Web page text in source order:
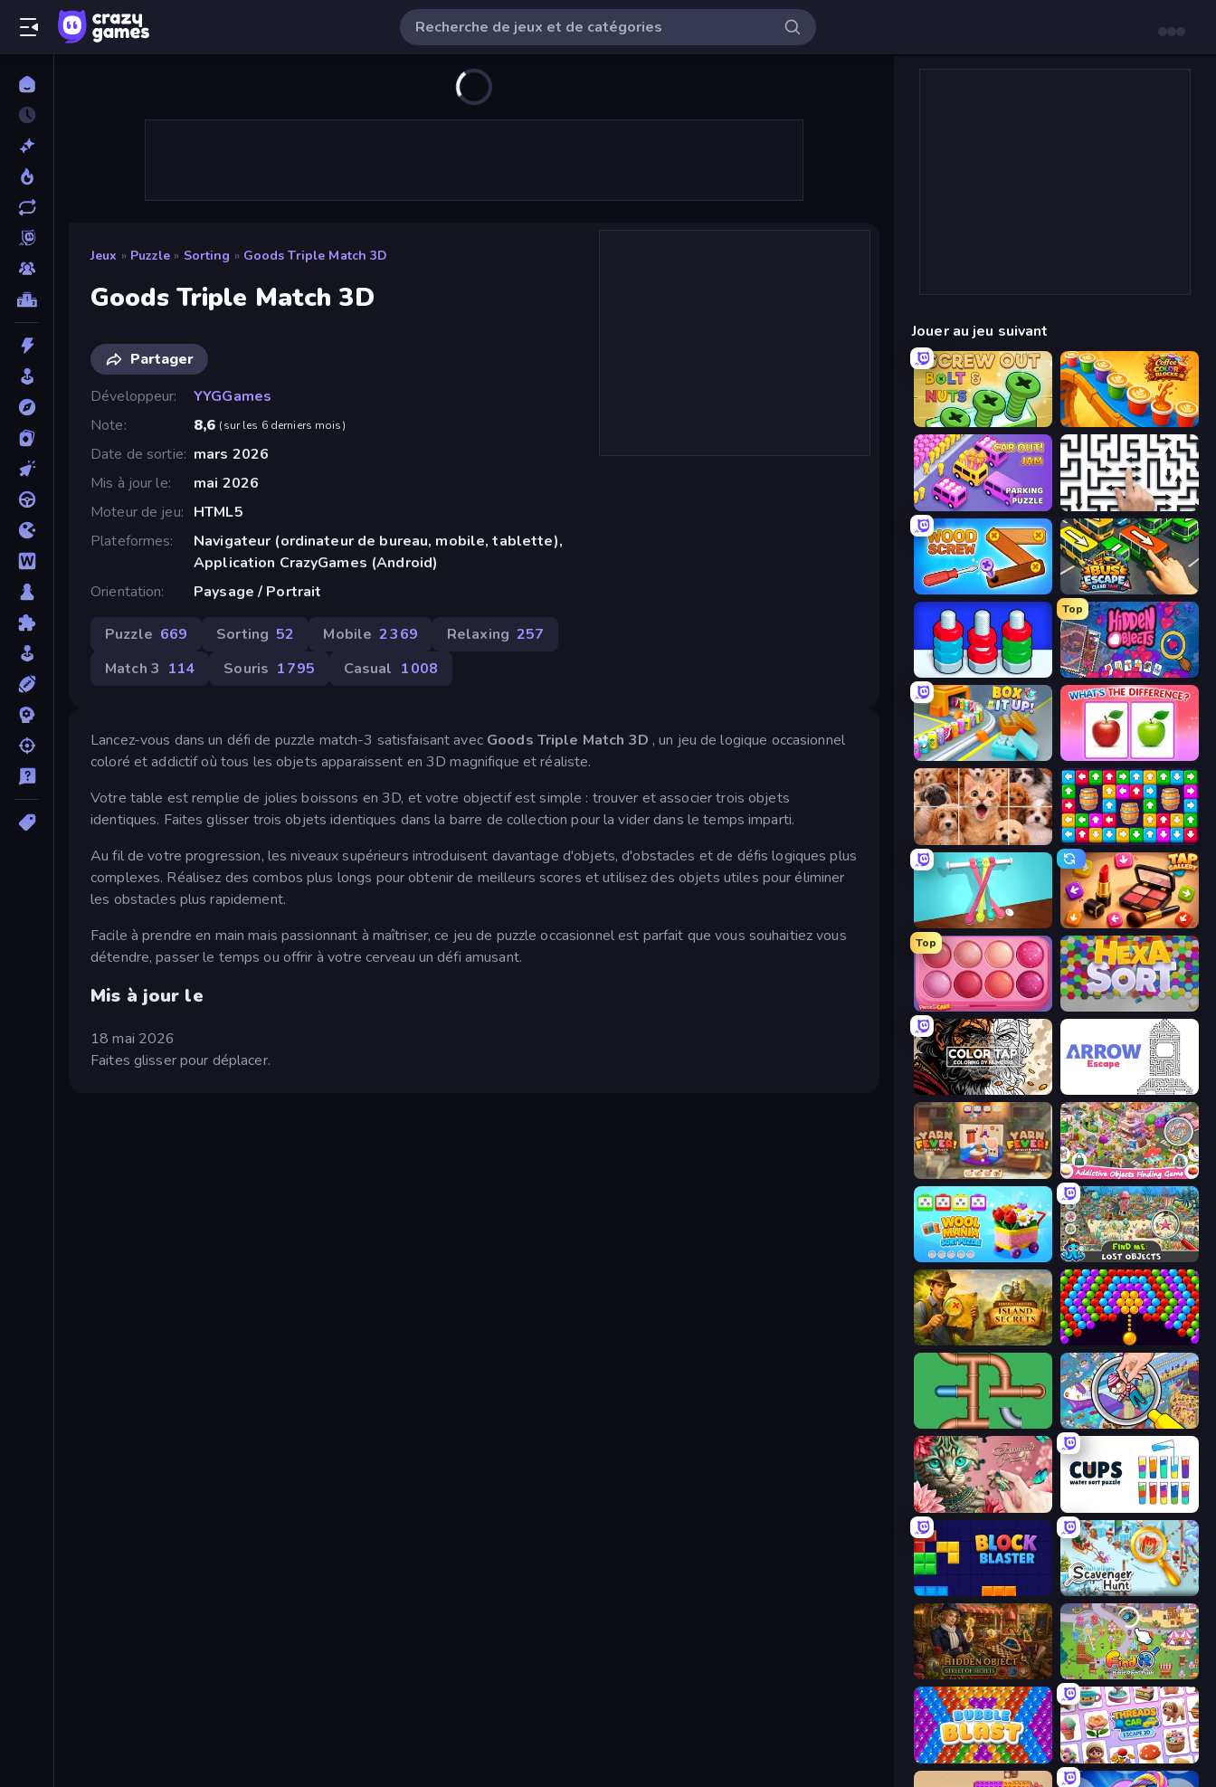
Jeux » Puzzle » Sorting » Goods Triple Match 3D
Goods Triple Match 3D
Partager
Développeur
YYGGames
Note
8,6 (sur les 6 derniers mois)
Date de sortie mars 2026
Mis à jour le
mai 2026
Moteur de jeu
HTML5
Plateformes
Navigateur (ordinateur de bureau, mobile, tablette),
Application CrazyGames (Android)
Orientation
Paysage / Portrait
Puzzle 669 Sorting 52 Mobile 2 369 Relaxing 257
Match 3 114 Souris 1 795 Casual 1 008
Lancez-vous dans un défi de puzzle match-3 satisfaisant avec Goods Triple Match 3D , un jeu de logique occasionnel
coloré et addictif où tous les objets apparaissent en 3D magnifique et réaliste.
Votre table est remplie de jolies boissons en 3D, et votre objectif est simple : trouver et associer trois objets
identiques. Faites glisser trois objets identiques dans la barre de collection pour la vider dans le temps imparti.
Au fil de votre progression, les niveaux supérieurs introduisent davantage d'objets, d'obstacles et de défis logiques plus
complexes. Réalisez des combos plus longs pour obtenir de meilleurs scores et utilisez des objets utiles pour éliminer
les obstacles plus rapidement.
Facile à prendre en main mais passionnant à maîtriser, ce jeu de puzzle occasionnel est parfait que vous souhaitiez vous
détendre, passer le temps ou offrir à votre cerveau un défi amusant.
Mis à jour le
18 mai 2026
Faites glisser pour déplacer.
Jouer au jeu suivant
Screw Out: Bolts and Nuts Coffee Color Blocks
Car OUT! Jam Parking Puzzle Arrow Escape: Puzzle
Wood Screw: Bolts Puzzle Bus Escape: Clear Jam
Top
Hidden Objects
Box It Up What's The Difference?
Jigpic Solitaire Tap Away Story
Tangle Master Tap Gallery
Top
Piece of Cake: Merge and Bake
Color Tap: Coloring by Numbers Arrow Escape
Yarn Fever! Unravel Puzzle Scavenger Hunt - Hidden Items
Wool Mania - Sort Puzzle 3D Find Me: Lost Objects
Hidden Objects: Island Secrets Bubble Story
Plumber Pipe Out Seek & Find - Hidden Object Game
Favorite Puzzles Cups - Water Sort Puzzle
Block Blaster Scavenger Hunt - Multiplayer
Hidden Object: Street Of Secrets Find It: Hidden Object Puzzle
Bubble Blast Threads Car Escape 3D